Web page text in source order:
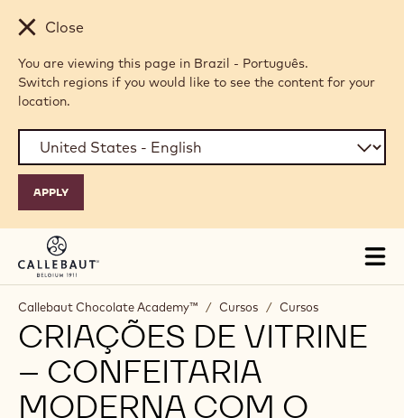
Skip to main content
Close
You are viewing this page in Brazil - Português.
Switch regions if you would like to see the content for your
location.
Callebaut Chocolate Academy™ / Cursos / Cursos
CRIAÇÕES DE VITRINE
– CONFEITARIA
MODERNA COM O